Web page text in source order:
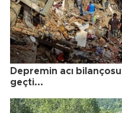
Depremin acı
geçti...